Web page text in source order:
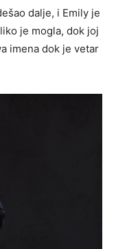
dalje, i Emily je
je mogla, dok joj
imena dok je vetar